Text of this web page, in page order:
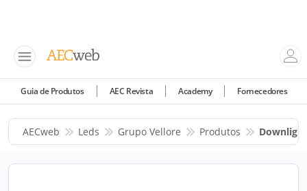
Guia de Produtos AEC Revista Academy Fornecedores
AECweb Leds Grupo Vellore Produtos Downlight